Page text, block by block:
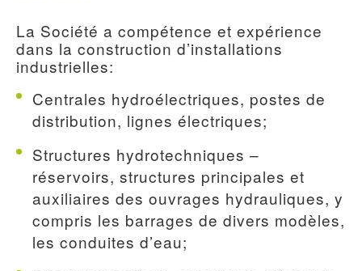
La Société a compétence et expérience
dans la construction d’installations
industrielles:
Centrales hydroélectriques, postes de
distribution, lignes électriques;
Structures hydrotechniques –
réservoirs, structures principales et
auxiliaires des ouvrages hydrauliques, y
compris les barrages de divers modèles,
les conduites d’eau;